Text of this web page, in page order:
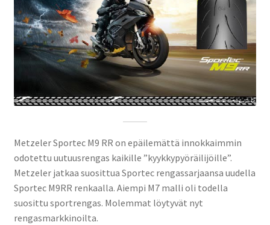
Metzeler Sportec M9 RR on epäilemättä innokkaimmin
odotettu uutuusrengas kaikille ”kyykkypyöräilijöille”.
Metzeler jatkaa suosittua Sportec rengassarjaansa uudella
Sportec M9RR renkaalla. Aiempi M7 malli oli todella
suosittu sportrengas. Molemmat löytyvät nyt
rengasmarkkinoilta.